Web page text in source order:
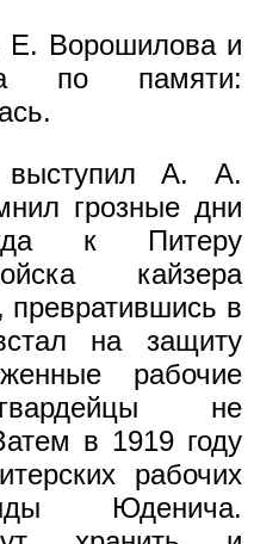
Е. Ворошилова и
по памяти:
А. А.
грозные дни
к Питеру
кайзера
превратившись в
на защиту
рабочие
не
в 1919 году
рабочих
Юденича.